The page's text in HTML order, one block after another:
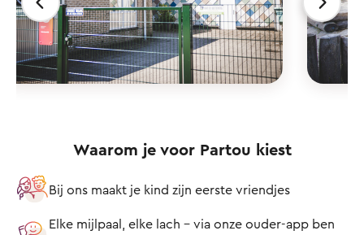
Waarom je voor Partou kiest
Bij ons maakt je kind zijn eerste vriendjes
Elke mijlpaal, elke lach – via onze ouder-app ben